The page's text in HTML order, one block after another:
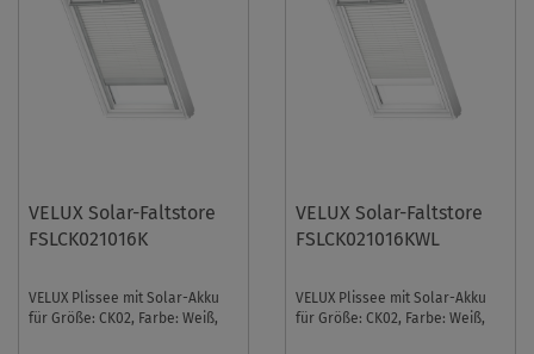
VELUX Solar-Faltstore
FSLCK021016K
VELUX Plissee mit Solar-Akku
für Größe: CK02, Farbe: Weiß,
VELUX Solar-Faltstore
FSLCK021016KWL
VELUX Plissee mit Solar-Akku
für Größe: CK02, Farbe: Weiß,